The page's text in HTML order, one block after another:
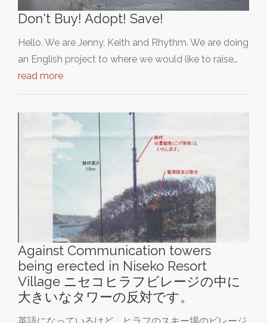
Don't Buy! Adopt! Save!
Hello. We are Jenny, Keith and Rhythm. We are doing
an English project to where we would like to raise…
read more
Against Communication towers
being erected in Niseko Resort
Village ニセコヒラフビレージの中に
大きいなタワーの反対です。
英語になっているけど、ヒラフのスキー場のビレージ